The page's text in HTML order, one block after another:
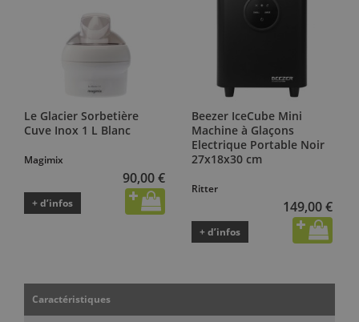
Le Glacier Sorbetière
Cuve Inox 1 L Blanc
Magimix
90,00 €
+ d’infos
Beezer IceCube Mini
Machine à Glaçons
Electrique Portable Noir
27x18x30 cm
Ritter
149,00 €
+ d’infos
Caractéristiques